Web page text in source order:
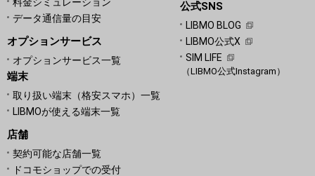
データ通信量の目安
オプションサービス
オプションサービス一覧
端末
取り扱い端末（格安スマホ）一覧
LIBMOが使える端末一覧
店舗
契約可能な店舗一覧
ドコモショップでの受付
公式SNS
LIBMO BLOG
LIBMO公式X
SIM LIFE
（LIBMO公式Instagram）